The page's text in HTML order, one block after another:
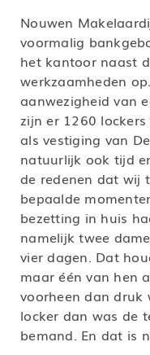
Nouwen
voormalig
het kantoor naast
werkzaamheden
aanwezigheid van
zijn er 1260
als vestiging van
natuurlijk ook tijd
de redenen dat wij
bepaalde
bezetting in huis
namelijk twee
vier dagen. Dat
maar één van hen
voorheen dan druk
locker dan was de
bemand. En dat is